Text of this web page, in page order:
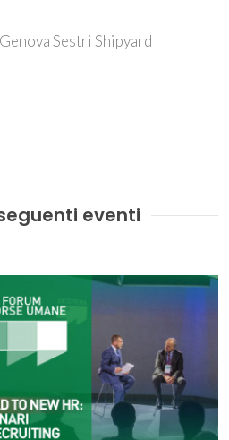
Sestri Shipyard |
eventi